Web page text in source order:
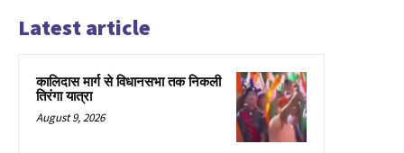
Latest article
कालिदास मार्ग से विधानसभा तक निकली
तिरंगा यात्रा
August 9, 2026